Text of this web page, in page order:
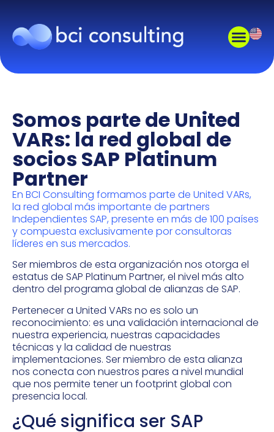
Somos parte de United
VARs: la red global de
socios SAP Platinum
Partner
En BCI Consulting formamos parte de United VARs,
la red global más importante de partners
Independientes SAP, presente en más de 100 países
y compuesta exclusivamente por consultoras
líderes en sus mercados.
Ser miembros de esta organización nos otorga el
estatus de SAP Platinum Partner, el nivel más alto
dentro del programa global de alianzas de SAP.
Pertenecer a United VARs no es solo un
reconocimiento: es una validación internacional de
nuestra experiencia, nuestras capacidades
técnicas y la calidad de nuestras
implementaciones. Ser miembro de esta alianza
nos conecta con nuestros pares a nivel mundial
que nos permite tener un footprint global con
presencia local.
¿Qué significa ser SAP